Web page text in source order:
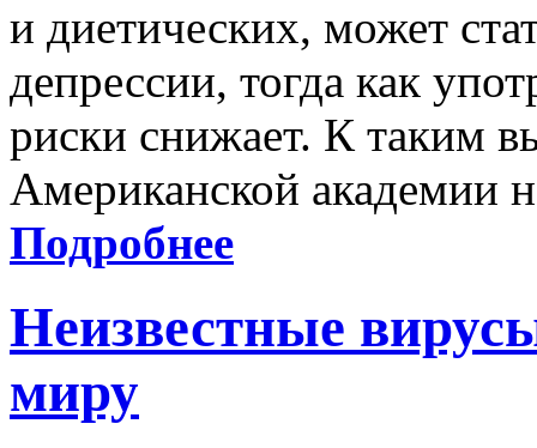
и диетических, может
депрессии, тогда как
риски снижает. К таким
Американской академии
Подробнее
Неизвестные
миру